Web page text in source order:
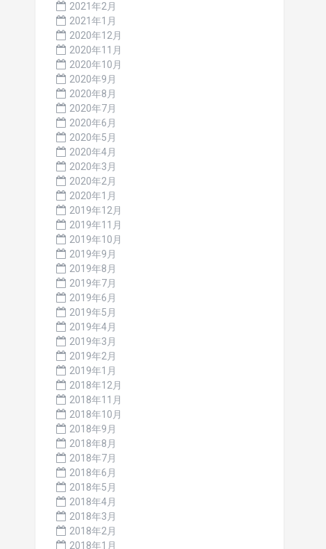
2021年2月
2021年1月
2020年12月
2020年11月
2020年10月
2020年9月
2020年8月
2020年7月
2020年6月
2020年5月
2020年4月
2020年3月
2020年2月
2020年1月
2019年12月
2019年11月
2019年10月
2019年9月
2019年8月
2019年7月
2019年6月
2019年5月
2019年4月
2019年3月
2019年2月
2019年1月
2018年12月
2018年11月
2018年10月
2018年9月
2018年8月
2018年7月
2018年6月
2018年5月
2018年4月
2018年3月
2018年2月
2018年1月